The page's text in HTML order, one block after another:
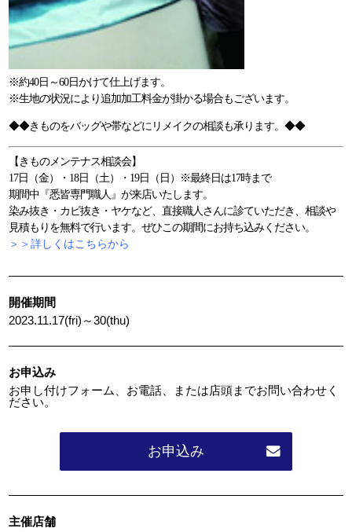
※約40日～60日かけて仕上げます。
※生地の状況により追加加工料金が掛かる場合もございます。
◆◆きものをバッグや帯などにリメイクの相談も承ります。◆◆
【きものメンテナス相談会】
17日（金）・18日（土）・19日（日）※最終日は17時まで
期間中『悉皆専門職人』が来店いたします。
染み抜き・カビ抜き・ヤケなど、直接職人さんに診ていただき、相談や
見積もりを無料で行います。ぜひこの期間にお持ち込みください。
＞＞詳しくはこちらから
開催期間
2023.11.17(fri)～30(thu)
お申込み
お申し付けフォーム、お電話、または店頭までお問い合わせく
ださい。
お申込み
主催店舗